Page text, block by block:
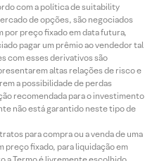
com a política de suitability
de opções, são negociados
por preço fixado em data futura,
pagar um prêmio ao vendedor tal
com esses derivativos são
altas relações de risco e
a possibilidade de perdas
recomendada para o investimento
não está garantido neste tipo de
para compra ou a venda de uma
preço fixado, para liquidação em